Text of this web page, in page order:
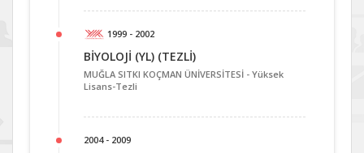
1999 - 2002
BİYOLOJİ (YL) (TEZLİ)
MUĞLA SITKI KOÇMAN ÜNİVERSİTESİ - Yüksek
Lisans-Tezli
2004 - 2009